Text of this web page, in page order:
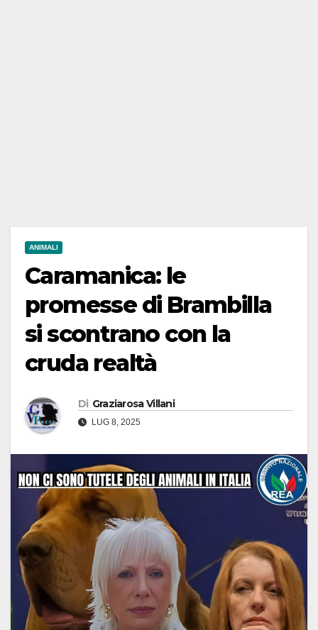
ANIMALI
Caramanica: le
promesse di Brambilla
si scontrano con la
cruda realtà
Di Graziarosa Villani
LUG 8, 2025